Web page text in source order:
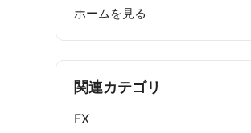
ホームを見る
関連カテゴリ
FX